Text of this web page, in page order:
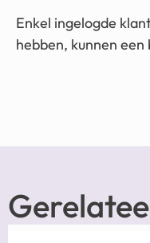
Enkel ingelogde
hebben, kunnen